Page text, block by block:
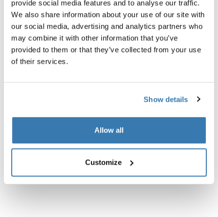
provide social media features and to analyse our traffic.
We also share information about your use of our site with
our social media, advertising and analytics partners who
may combine it with other information that you’ve
provided to them or that they’ve collected from your use
of their services.
Show details
Allow all
Customize
negro
Toggle overview
Descripción del producto
Toggle guides and instructions